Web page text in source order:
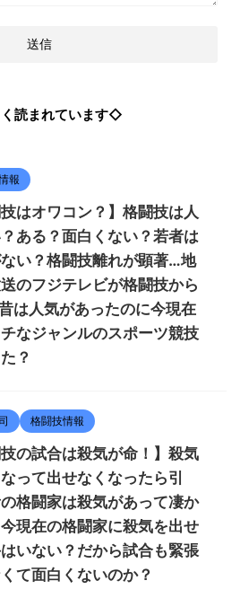
読まれています◇
報
技はオワコン？】格闘技は人
ある？面白くない？若者は
い？格闘技離れが顕著…地
のフジテレビが格闘技から
は人気があったのに今現在
なジャンルのスポーツ競技
？
格闘技情報
技の試合は殺気が命！】殺気
って出せなくなったら引
格闘家は殺気があって凄か
現在の格闘家に殺気を出せ
いない？だから試合も緊張
て面白くないのか？